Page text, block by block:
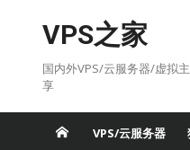
VPS之家
国内外VPS/云服务器/虚拟
享
VPS/云服务器